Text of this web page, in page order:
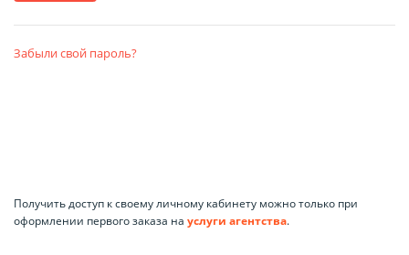
Забыли свой пароль?
Получить доступ к своему личному кабинету можно только при
оформлении первого заказа на услуги агентства.